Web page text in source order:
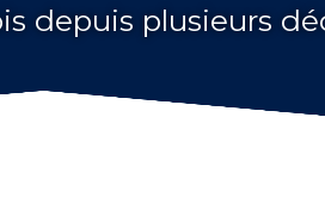
depuis plusieurs